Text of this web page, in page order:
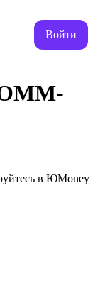
Войти
в ЮMoney